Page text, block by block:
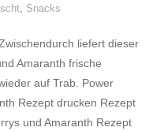
Snacks
liefert dieser
Amaranth frische
auf Trab. Power
Rezept drucken Rezept
und Amaranth Rezept